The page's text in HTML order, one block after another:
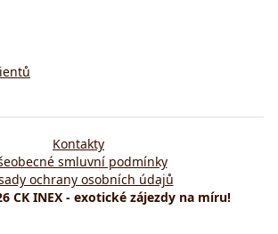
CK INEX - exotické zájezdy na míru!
Kontakty
smluvní podmínky
ochrany osobních údajů